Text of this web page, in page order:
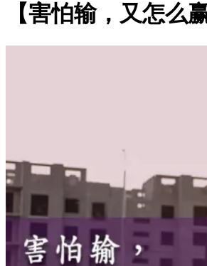
【害怕输，又怎么